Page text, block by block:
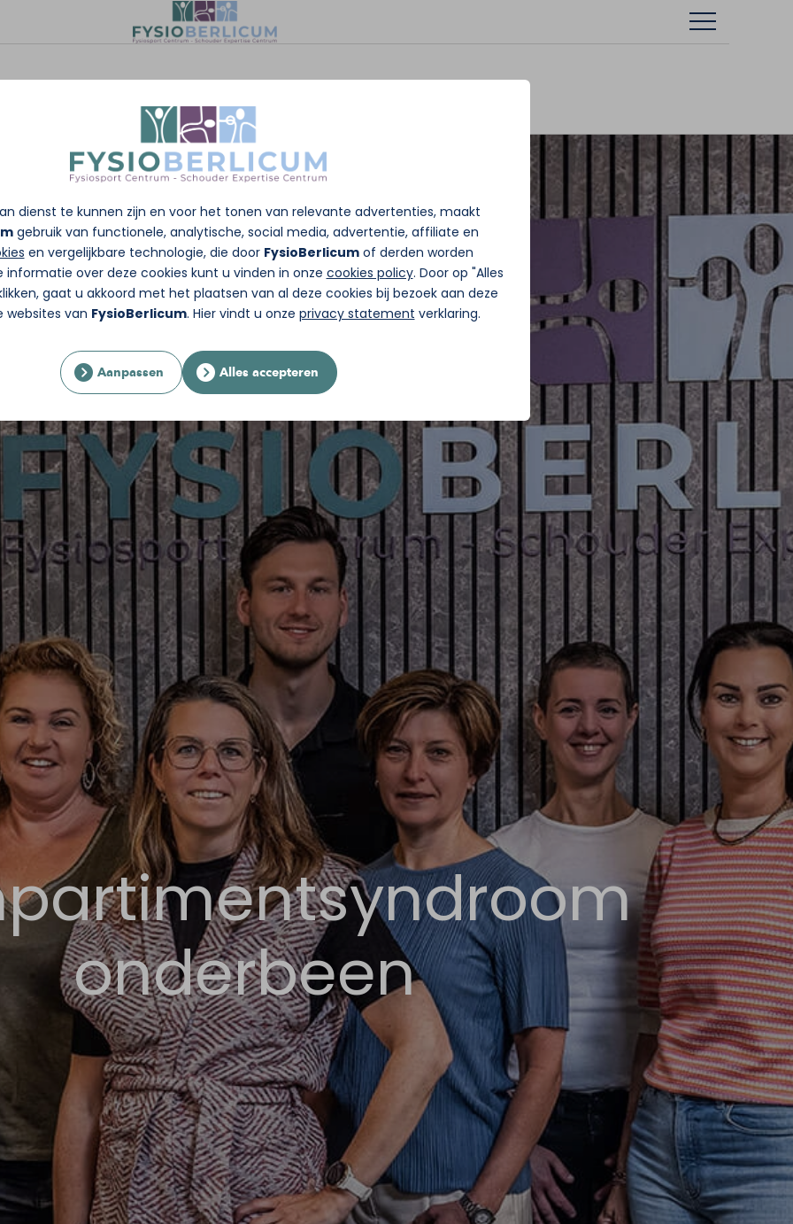
dienst te kunnen zijn en voor het tonen van relevante advertenties, maakt
gebruik van functionele, analytische, social media, advertentie, affiliate en
en vergelijkbare technologie, die door FysioBerlicumof derden worden
informatie over deze cookies kunt u vinden in onze cookies policy. Door op "Alles
gaat u akkoord met het plaatsen van al deze cookies bij bezoek aan deze
websites van FysioBerlicum. Hier vindt u onze privacy statement verklaring.
Aanpassen Alles accepteren
onderbeen